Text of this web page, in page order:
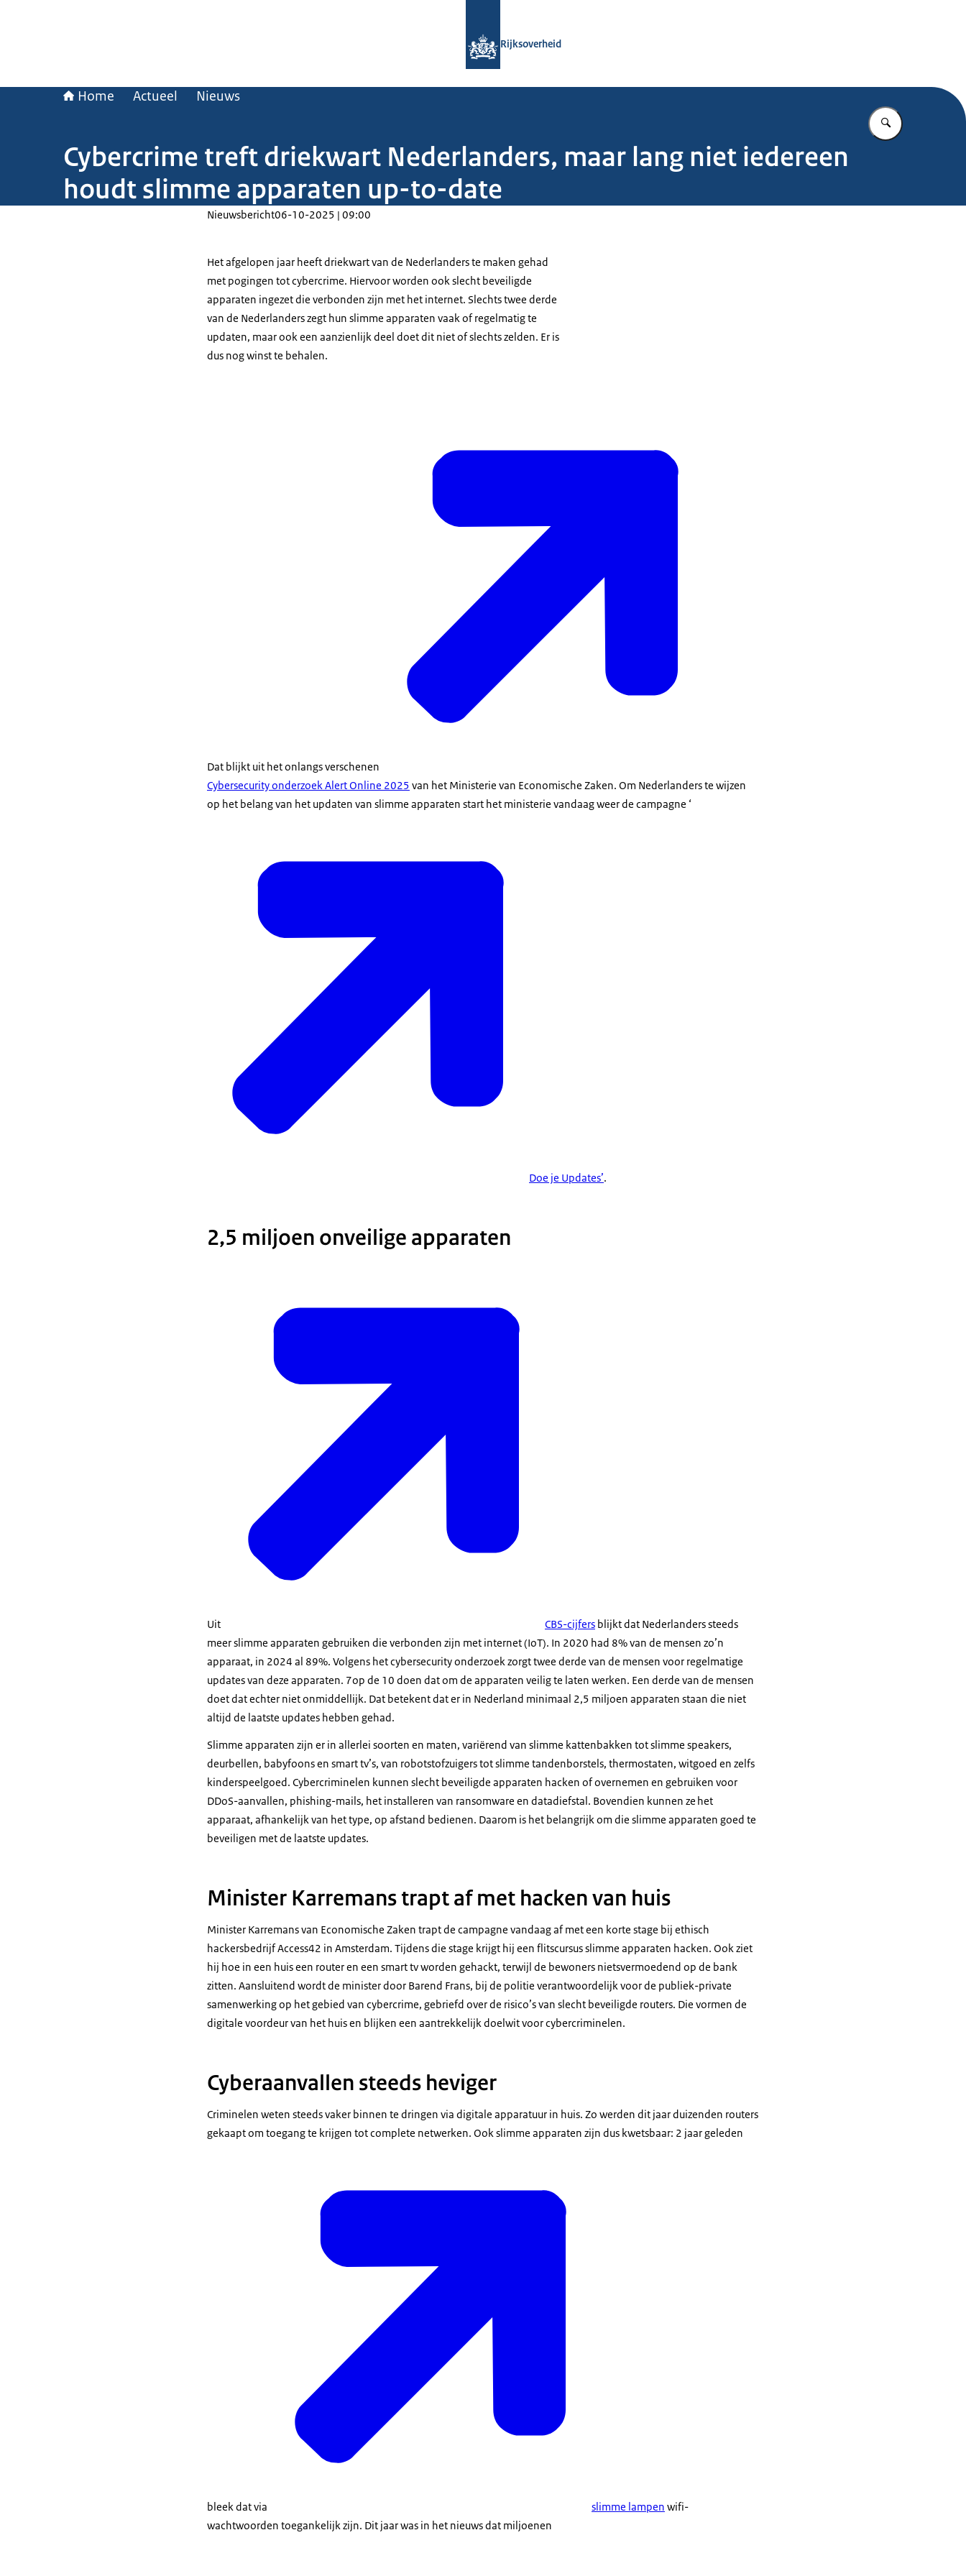
Rijksoverheid
Home Actueel Nieuws
Vul in wat u
Cybercrime treft driekwart Nederlanders, maar lang niet iedereen
houdt slimme apparaten up-to-date
Nieuwsbericht06-10-2025 | 09:00
Het afgelopen jaar heeft driekwart van de Nederlanders te maken gehad
met pogingen tot cybercrime. Hiervoor worden ook slecht beveiligde
apparaten ingezet die verbonden zijn met het internet. Slechts twee derde
van de Nederlanders zegt hun slimme apparaten vaak of regelmatig te
updaten, maar ook een aanzienlijk deel doet dit niet of slechts zelden. Er is
dus nog winst te behalen.
Dat blijkt uit het onlangs verschenen
Cybersecurity onderzoek Alert Online 2025 van het Ministerie van Economische Zaken. Om Nederlanders te wijzen
op het belang van het updaten van slimme apparaten start het ministerie vandaag weer de campagne ‘
Doe je Updates’.
2,5 miljoen onveilige apparaten
Uit CBS-cijfers blijkt dat Nederlanders steeds
meer slimme apparaten gebruiken die verbonden zijn met internet (IoT). In 2020 had 8% van de mensen zo’n
apparaat, in 2024 al 89%. Volgens het cybersecurity onderzoek zorgt twee derde van de mensen voor regelmatige
updates van deze apparaten. 7op de 10 doen dat om de apparaten veilig te laten werken. Een derde van de mensen
doet dat echter niet onmiddellijk. Dat betekent dat er in Nederland minimaal 2,5 miljoen apparaten staan die niet
altijd de laatste updates hebben gehad.
Slimme apparaten zijn er in allerlei soorten en maten, variërend van slimme kattenbakken tot slimme speakers,
deurbellen, babyfoons en smart tv’s, van robotstofzuigers tot slimme tandenborstels, thermostaten, witgoed en zelfs
kinderspeelgoed. Cybercriminelen kunnen slecht beveiligde apparaten hacken of overnemen en gebruiken voor
DDoS-aanvallen, phishing-mails, het installeren van ransomware en datadiefstal. Bovendien kunnen ze het
apparaat, afhankelijk van het type, op afstand bedienen. Daarom is het belangrijk om die slimme apparaten goed te
beveiligen met de laatste updates.
Minister Karremans trapt af met hacken van huis
Minister Karremans van Economische Zaken trapt de campagne vandaag af met een korte stage bij ethisch
hackersbedrijf Access42 in Amsterdam. Tijdens die stage krijgt hij een flitscursus slimme apparaten hacken. Ook ziet
hij hoe in een huis een router en een smart tv worden gehackt, terwijl de bewoners nietsvermoedend op de bank
zitten. Aansluitend wordt de minister door Barend Frans, bij de politie verantwoordelijk voor de publiek-private
samenwerking op het gebied van cybercrime, gebriefd over de risico’s van slecht beveiligde routers. Die vormen de
digitale voordeur van het huis en blijken een aantrekkelijk doelwit voor cybercriminelen.
Cyberaanvallen steeds heviger
Criminelen weten steeds vaker binnen te dringen via digitale apparatuur in huis. Zo werden dit jaar duizenden routers
gekaapt om toegang te krijgen tot complete netwerken. Ook slimme apparaten zijn dus kwetsbaar: 2 jaar geleden
bleek dat via slimme lampen wifi-
wachtwoorden toegankelijk zijn. Dit jaar was in het nieuws dat miljoenen